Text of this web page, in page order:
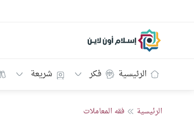
إسلام أون لاين
الرئيسية فكر شريعة
الرئيسية فقه المعاملات